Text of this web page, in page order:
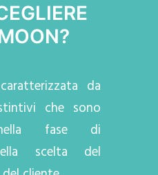
da
che sono
nella fase di
scelta del